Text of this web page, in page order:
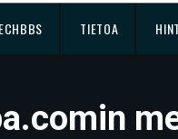
TIETOA